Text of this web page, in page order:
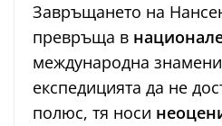
Завръщането на
превръща в
международна
експедицията да не
полюс, тя носи